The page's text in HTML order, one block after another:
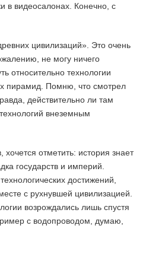
в видеосалонах. Конечно, с
цивилизаций». Это очень
не могу ничего
относительно технологии
пирамид. Помню, что смотрел
действительно ли там
внеземным
хочется отметить: история знает
государств и империй.
достижений,
с рухнувшей цивилизацией.
возрождались лишь спустя
с водопроводом, думаю,